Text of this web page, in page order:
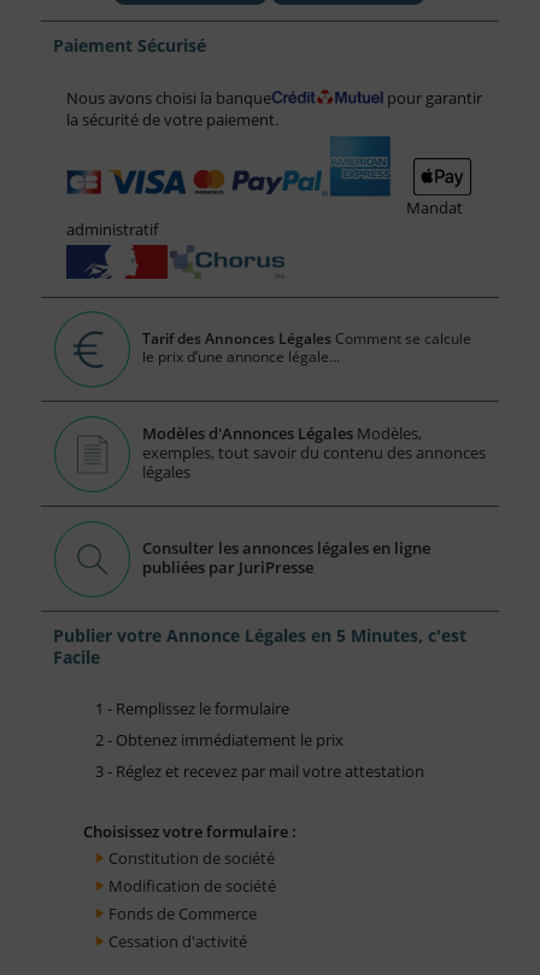
Paiement Sécurisé
Nous avons choisi la banque
pour garantir
la sécurité de votre paiement.
Mandat
administratif
Tarif des Annonces Légales Comment se calcule
le prix d’une annonce légale...
Modèles d'Annonces Légales Modèles,
exemples, tout savoir du contenu des annonces
légales
Consulter les annonces légales en ligne
publiées par JuriPresse
Publier votre Annonce Légales en 5 Minutes, c'est
Facile
1 - Remplissez le formulaire
2 - Obtenez immédiatement le prix
3 - Réglez et recevez par mail votre attestation
Choisissez votre formulaire :
Constitution de société
Modification de société
Fonds de Commerce
Cessation d'activité